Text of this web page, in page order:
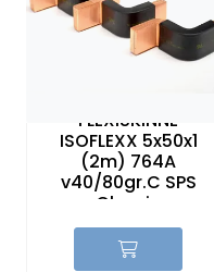
FLEXISKINNE
ISOFLEXX 5x50x1
(2m) 764A
v40/80gr.C SPS
Classic
Sikringer
Nyheter